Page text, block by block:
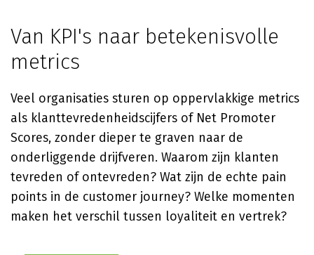
Van KPI's naar betekenisvolle
metrics
Veel organisaties sturen op oppervlakkige metrics
als klanttevredenheidscijfers of Net Promoter
Scores, zonder dieper te graven naar de
onderliggende drijfveren. Waarom zijn klanten
tevreden of ontevreden? Wat zijn de echte pain
points in de customer journey? Welke momenten
maken het verschil tussen loyaliteit en vertrek?